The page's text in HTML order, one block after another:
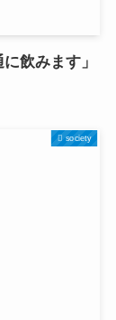
飲みます」
society